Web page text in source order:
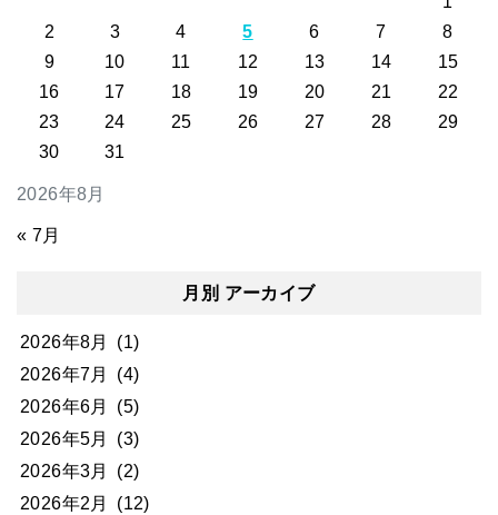
2026年8月
2
3 4 5 6 7
8
9
10 11 12 13 14
15
16
17 18 19 20 21
22
23
24 25 26 27 28
29
30
31
« 7月
月別 アーカイブ
2026年8月
(1)
2026年7月
(4)
2026年6月
(5)
2026年5月
(3)
2026年3月
(2)
2026年2月
(12)